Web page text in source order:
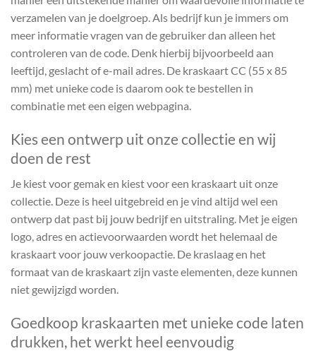
verzamelen van je doelgroep. Als bedrijf kun je immers om
meer informatie vragen van de gebruiker dan alleen het
controleren van de code. Denk hierbij bijvoorbeeld aan
leeftijd, geslacht of e-mail adres. De kraskaart CC (55 x 85
mm) met unieke code is daarom ook te bestellen in
combinatie met een eigen webpagina.
Kies een ontwerp uit onze collectie en wij
doen de rest
Je kiest voor gemak en kiest voor een kraskaart uit onze
collectie. Deze is heel uitgebreid en je vind altijd wel een
ontwerp dat past bij jouw bedrijf en uitstraling. Met je eigen
logo, adres en actievoorwaarden wordt het helemaal de
kraskaart voor jouw verkoopactie. De kraslaag en het
formaat van de kraskaart zijn vaste elementen, deze kunnen
niet gewijzigd worden.
Goedkoop kraskaarten met unieke code laten
drukken, het werkt heel eenvoudig